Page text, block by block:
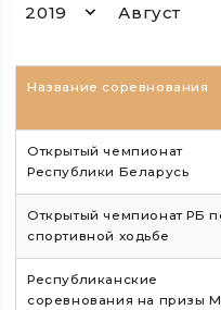
2019 Август
Название соревнования
Открытый чемпионат
Республики Беларусь
Открытый чемпионат РБ
спортивной ходьбе
Республиканские
соревнования на призы